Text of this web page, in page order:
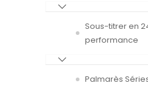
Sous-titrer en
performance
Palmarès